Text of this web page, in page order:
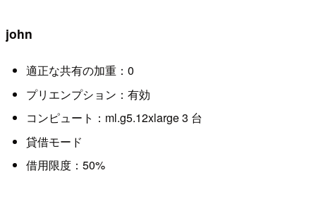
john
適正な共有の加重：0
プリエンプション：有効
コンピュート：ml.g5.12xlarge 3 台
貸借モード
借用限度：50%